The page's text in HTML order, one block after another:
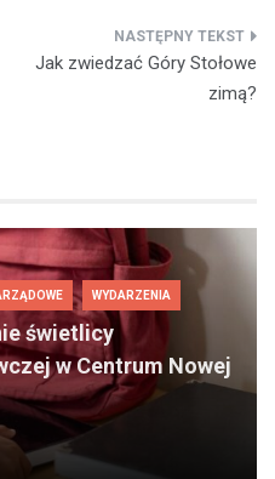
Jak zwiedzać Góry Stołowe
zimą?
WYDARZENIA
świetlicy
w Centrum Nowej